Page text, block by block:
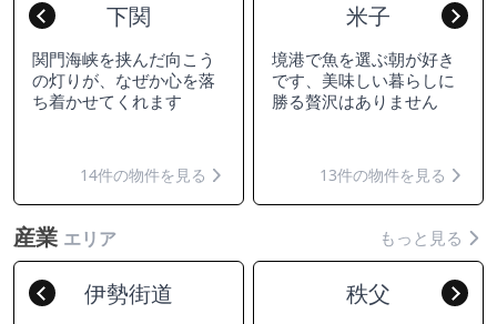
Previous下関
関門海峡を挟んだ向こう
の灯りが、なぜか心を落
ち着かせてくれます
14件の物件を見る
米子
境港で魚を選ぶ朝が好き
です、美味しい暮らしに
勝る贅沢はありません
13件の物件を見る
産業 エリア もっと見る
Previous
伊勢街道 秩父